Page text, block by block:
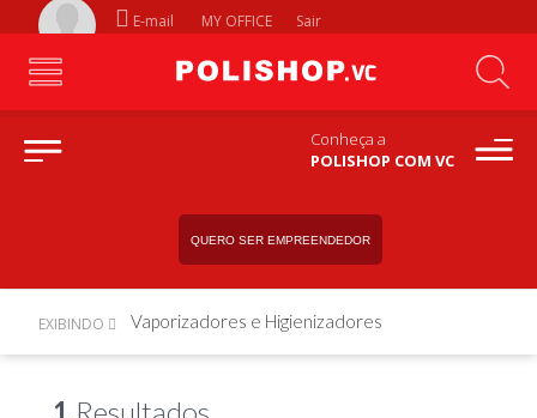
E-mail MY OFFICE Sair
Conheça a
POLISHOP COM VC
QUERO SER EMPREENDEDOR
EXIBINDO Vaporizadores e Higienizadores